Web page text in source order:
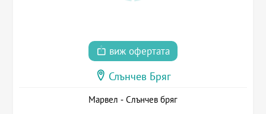
виж офертата
Слънчев Бряг
Марвел - Слънчев бряг